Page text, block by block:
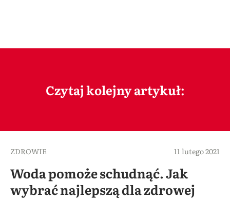
Czytaj kolejny artykuł:
ZDROWIE 11 lutego 2021
Woda pomoże schudnąć. Jak
wybrać najlepszą dla zdrowej